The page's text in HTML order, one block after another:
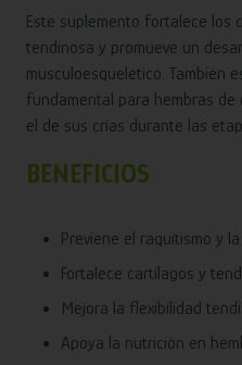
Este suplemento fortalece los
tendinosa y promueve un
musculoesquelético. También
fundamental para hembras
el de sus crías durante las
BENEFICIOS
Previene el raquitismo y
Fortalece cartílagos y
Mejora la flexibilidad
Apoya la nutrición en